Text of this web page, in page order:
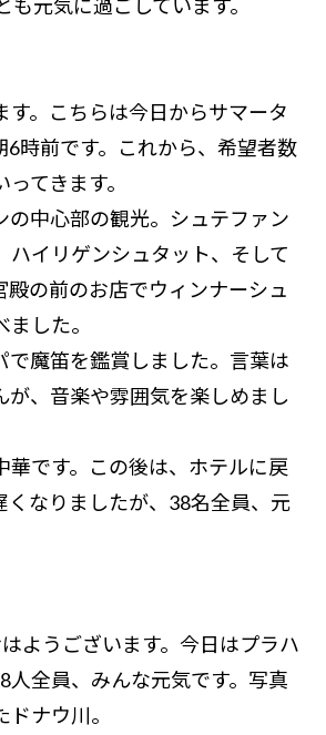
も元気に過ごしています。
す。こちらは今日からサマータ
6時前です。これから、希望者数
てきます。
の中心部の観光。シュテファン
ハイリゲンシュタット、そして
殿の前のお店でウィンナーシュ
した。
で魔笛を鑑賞しました。言葉は
が、音楽や雰囲気を楽しめまし
華です。この後は、ホテルに戻
くなりましたが、38名全員、元
はようございます。今日はプラハ
人全員、みんな元気です。写真
ナウ川。